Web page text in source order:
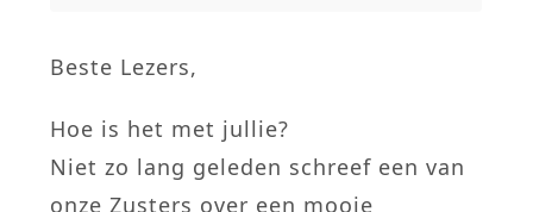
Beste Lezers,
Hoe is het met jullie?
Niet zo lang geleden schreef een van
onze Zusters over een mooie